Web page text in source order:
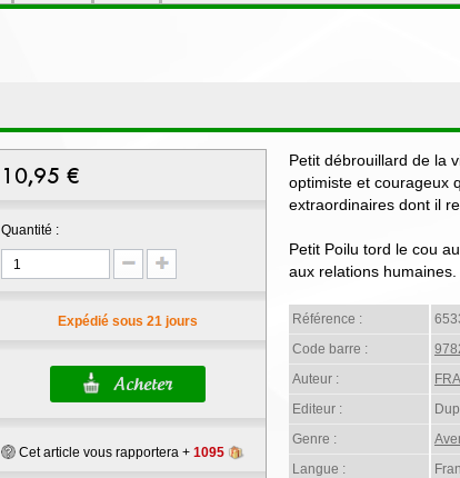
10,95 €
Quantité :
Expédié sous 21 jours
Cet article vous rapportera + 1095
Petit débrouillard de la
optimiste et courageux
extraordinaires dont il
Petit Poilu tord le cou
aux relations
Référence :
Code barre :
Auteur :
Editeur :
Genre :
Langue :